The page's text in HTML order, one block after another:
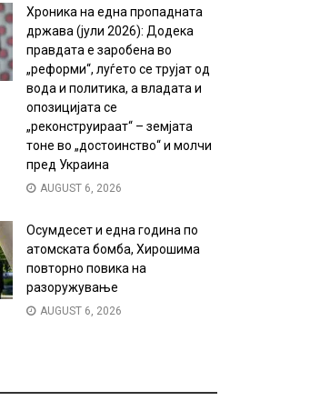
Хроника на една пропадната
држава (јули 2026): Додека
правдата е заробена во
„реформи“, луѓето се трујат од
вода и политика, а владата и
опозицијата се
„реконструираат“ – земјата
тоне во „достоинство“ и молчи
пред Украина
AUGUST 6, 2026
Осумдесет и една година по
атомската бомба, Хирошима
повторно повика на
разоружување
AUGUST 6, 2026